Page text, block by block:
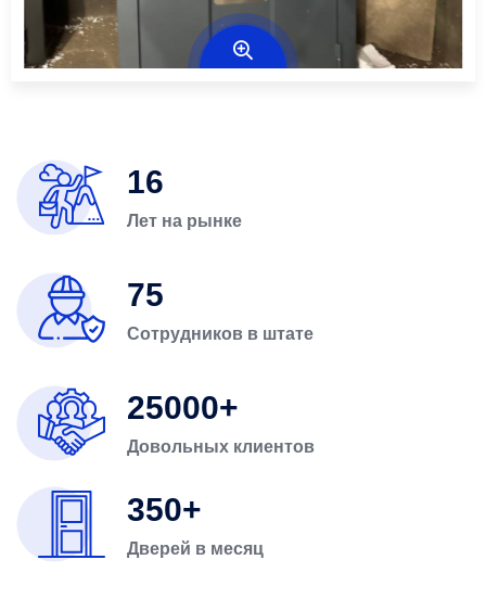
16
Лет на рынке
75
Сотрудников в штате
25000
Довольных клиентов
350
Дверей в месяц